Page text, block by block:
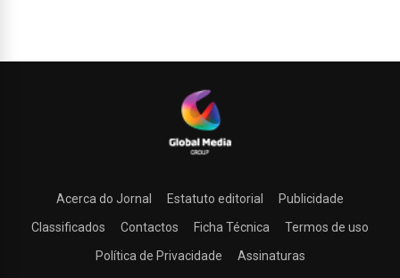
Acerca do Jornal Estatuto editorial
Publicidade
Classificados
Contactos Ficha Técnica
Termos de uso
Política de Privacidade
Assinaturas